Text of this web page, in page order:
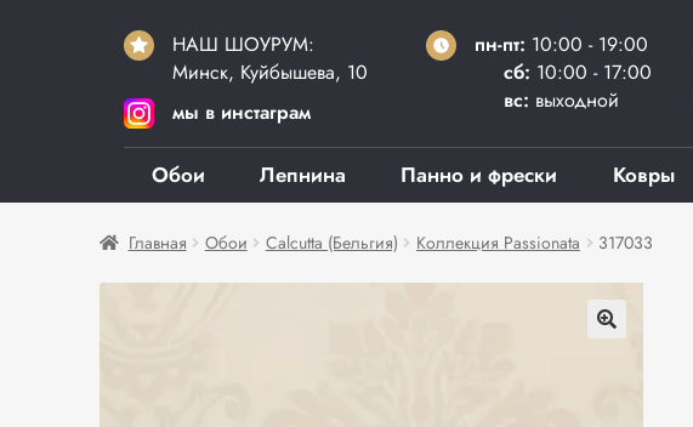
НАШ ШОУРУМ:
Минск, Куйбышева, 10
мы в инстаграм
пн-пт: 10:00 - 19:00
сб: 10:00 - 17:00
вс: выходной
Обои Лепнина Панно и фрески Ковры
Главная Обои Calcutta (Бельгия) Коллекция Passionata 317033